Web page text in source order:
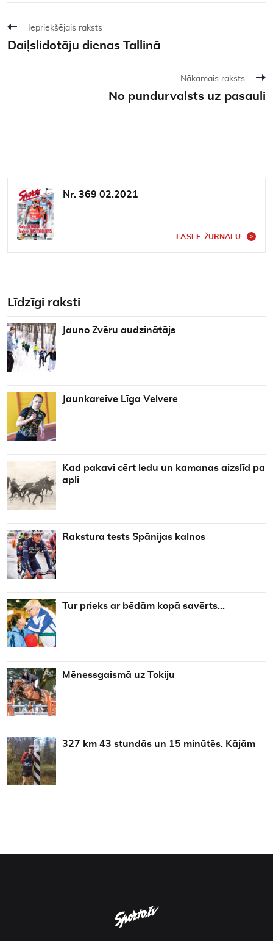
Iepriekšējais raksts
Daiļslidotāju dienas Tallinā
Nākamais raksts
No pundurvalsts uz pasauli
Nr. 369 02.2021
LASI E-ŽURNĀLU
Līdzīgi raksti
Jauno Zvēru audzinātājs
Jaunkareive Līga Velvere
Kad pakavi cērt ledu un kamanas aizslīd pa
apli
Rakstura tests Spānijas kalnos
Tur prieks ar bēdām kopā savērts…
Mēnessgaismā uz Tokiju
327 km 43 stundās un 15 minūtēs. Kājām